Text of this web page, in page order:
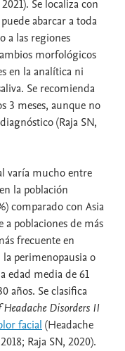
Se localiza con
abarcar a toda
a las regiones
morfológicos
en la analítica ni
Se recomienda
3 meses, aunque no
(Raja SN,
varía mucho entre
la población
comparado con Asia
a poblaciones de más
frecuente en
perimenopausia o
edad media de 61
años. Se clasifica
Disorders II
facial (Headache
Raja SN, 2020).